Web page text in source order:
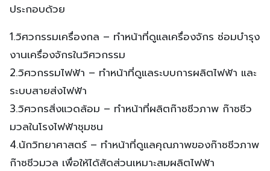
ประกอบด้วย
1.วิศวกรรมเครื่องกล – ทำหน้าที่ดูแลเครื่องจักร ซ่อมบำรุง
งานเครื่องจักรในวิศวกรรม
2.วิศวกรรมไฟฟ้า – ทำหน้าที่ดูแลระบบการผลิตไฟฟ้า และ
ระบบสายส่งไฟฟ้า
3.วิศวกรสิ่งแวดล้อม – ทำหน้าที่ผลิตก๊าซชีวภาพ ก๊าซชีว
มวลในโรงไฟฟ้าชุมชน
4.นักวิทยาศาสตร์ – ทำหน้าที่ดูแลคุณภาพของก๊าซชีวภาพ
ก๊าซชีวมวล เพื่อให้ได้สัดส่วนเหมาะสมผลิตไฟฟ้า